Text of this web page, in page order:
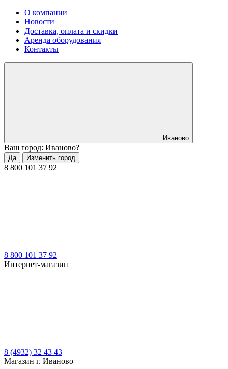
О компании
Новости
Доставка, оплата и скидки
Аренда оборудования
Контакты
Иваново
Ваш город: Иваново?
Да Изменить город
8 800 101 37 92
8 800 101 37 92
Интернет-магазин
8 (4932) 32 43 43
Магазин г. Иваново